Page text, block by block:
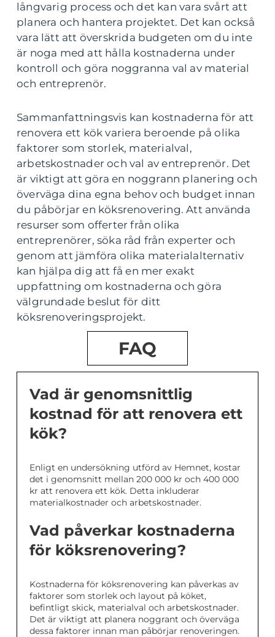
långvarig process och det kan vara svårt att
planera och hantera projektet. Det kan också
vara lätt att överskrida budgeten om du inte
är noga med att hålla kostnaderna under
kontroll och göra noggranna val av material
och entreprenör.
Sammanfattningsvis kan kostnaderna för att
renovera ett kök variera beroende på olika
faktorer som storlek, materialval,
arbetskostnader och val av entreprenör. Det
är viktigt att göra en noggrann planering och
överväga dina egna behov och budget innan
du påbörjar en köksrenovering. Att använda
resurser som offerter från olika
entreprenörer, söka råd från experter och
genom att jämföra olika materialalternativ
kan hjälpa dig att få en mer exakt
uppfattning om kostnaderna och göra
välgrundade beslut för ditt
köksrenoveringsprojekt.
FAQ
Vad är genomsnittlig
kostnad för att renovera ett
kök?
Enligt en undersökning utförd av Hemnet, kostar
det i genomsnitt mellan 200 000 kr och 400 000
kr att renovera ett kök. Detta inkluderar
materialkostnader och arbetskostnader.
Vad påverkar kostnaderna
för köksrenovering?
Kostnaderna för köksrenovering kan påverkas av
faktorer som storlek och layout på köket,
befintligt skick, materialval och arbetskostnader.
Det är viktigt att planera noggrant och överväga
dessa faktorer innan man påbörjar renoveringen.